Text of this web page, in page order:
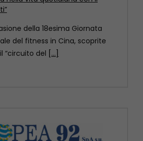
della notte, le risaie terrazzate
di Yuexi, nella provincia
cinese